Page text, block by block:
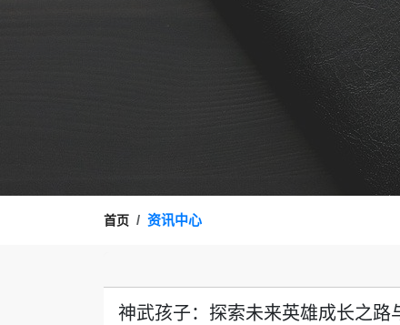
首页 资讯中心
神武孩子：探索未来英雄成长之路